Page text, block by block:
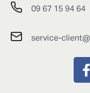
09 67 15 94 64
service-